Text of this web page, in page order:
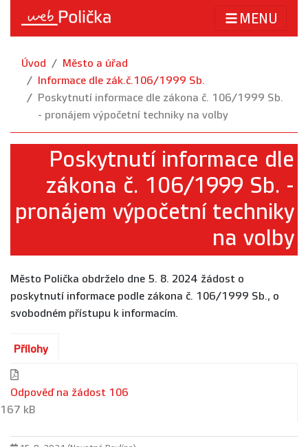
MENU
Úvod
Město a úřad
Informace dle zák.č.106/1999 Sb.
Poskytnutí informace dle zákona č. 106/1999 Sb.
- pronájem výpočetní techniky na volby
Poskytnutí informace dle
zákona č. 106/1999 Sb. -
pronájem výpočetní techniky
na volby
Město Polička obdrželo dne 5. 8. 2024 žádost o
poskytnutí informace podle zákona č. 106/1999 Sb., o
svobodném přístupu k informacím.
Přílohy
Odpověď na žádost 106
167 kB